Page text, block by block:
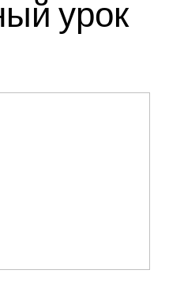
урок